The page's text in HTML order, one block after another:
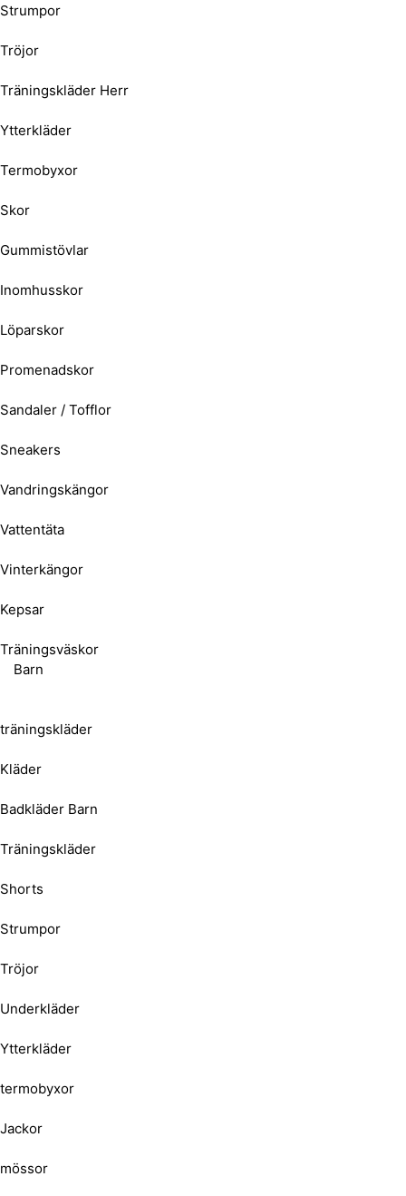
Strumpor
Tröjor
Träningskläder Herr
Ytterkläder
Termobyxor
Skor
Gummistövlar
Inomhusskor
Löparskor
Promenadskor
Sandaler / Tofflor
Sneakers
Vandringskängor
Vattentäta
Vinterkängor
Kepsar
Träningsväskor
Barn
träningskläder
Kläder
Badkläder Barn
Träningskläder
Shorts
Strumpor
Tröjor
Underkläder
Ytterkläder
termobyxor
Jackor
mössor